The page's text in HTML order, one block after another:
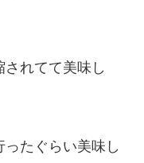
れてて美味し
たぐらい美味し